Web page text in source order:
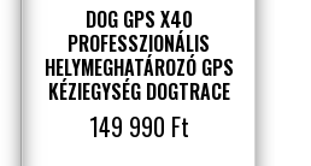
DOG GPS X40
PROFESSZIONÁLIS
HELYMEGHATÁROZÓ GPS
KÉZIEGYSÉG DOGTRACE
149 990 Ft